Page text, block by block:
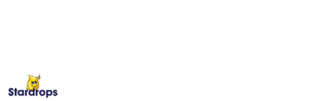
PRODUCENTA:
STAR
DROPS